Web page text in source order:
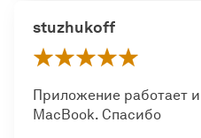
stuzhukoff
Приложение работает
MacBook. Спасибо